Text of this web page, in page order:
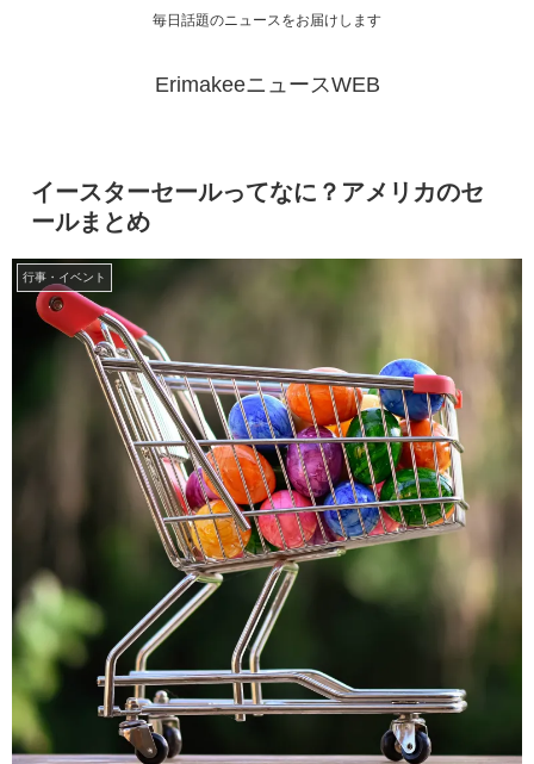
毎日話題のニュースをお届けします
ErimakeeニュースWEB
イースターセールってなに？アメリカのセ
ールまとめ
行事・イベント